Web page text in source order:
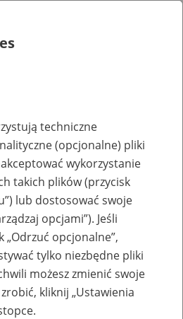
- zakładanie profili
Twojej firmy
techniczne
(opcjonalne) pliki
wykorzystanie
takich plików (przycisk
lub dostosować swoje
opcjami”). Jeśli
„Odrzuć opcjonalne”,
tylko niezbędne pliki
możesz zmienić swoje
kliknij „Ustawienia